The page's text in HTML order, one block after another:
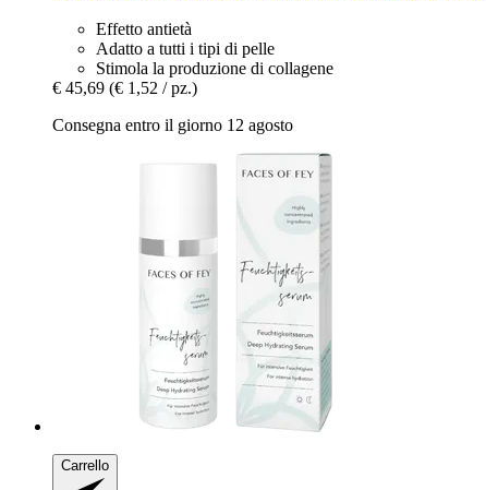
Effetto antietà
Adatto a tutti i tipi di pelle
Stimola la produzione di collagene
€ 45,69 (€ 1,52 / pz.)
Consegna entro il giorno 12 agosto
Carrello